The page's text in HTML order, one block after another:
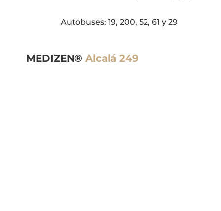
Autobuses: 19, 200, 52, 61 y 29
MEDIZEN®Alcalá 249